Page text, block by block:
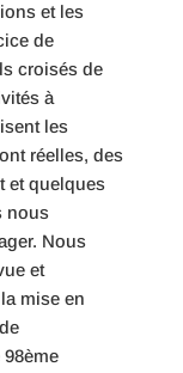
et les
de
croisés de
à
les
réelles, des
et quelques
nous
Nous
et
mise en